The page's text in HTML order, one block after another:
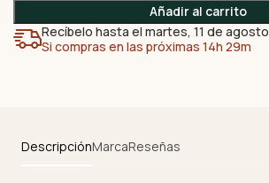
Añadir al carrito
Recíbelo hasta el martes, 11 de agosto
Si compras en las próximas 14h 29m
DescripciónMarcaReseñas